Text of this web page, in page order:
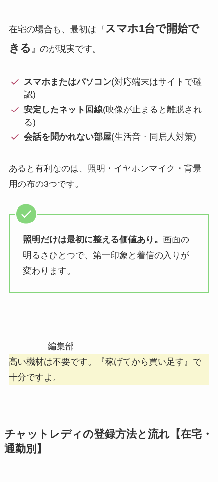
在宅の場合も、最初は『スマホ1台で開始で
きる 』のが現実です。
スマホまたはパソコン(対応端末はサイトで確
認)
安定したネット回線(映像が止まると離脱され
る)
会話を聞かれない部屋(生活音・同居人対策)
あると有利なのは、照明・イヤホンマイク・背景
用の布の3つです。
照明だけは最初に整える価値あり。 画面の
明るさひとつで、第一印象と着信の入りが
変わります。
編集部
高い機材は不要です。『稼げてから買い足す』で
十分ですよ。
チャットレディの登録方法と流れ【在宅・
通勤別】